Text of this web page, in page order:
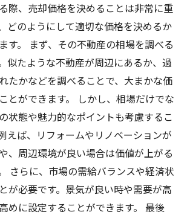
際、売却価格を決めることは非常に重
どのようにして適切な価格を決めるか
す。 まず、その不動産の相場を調べる
似たような不動産が周辺にあるか、過
たかなどを調べることで、大まかな価
とができます。 しかし、相場だけでな
状態や魅力的なポイントも考慮するこ
えば、リフォームやリノベーションが
、周辺環境が良い場合は価値が上がる
さらに、市場の需給バランスや経済状
が必要です。景気が良い時や需要が高
めに設定することができます。 最後